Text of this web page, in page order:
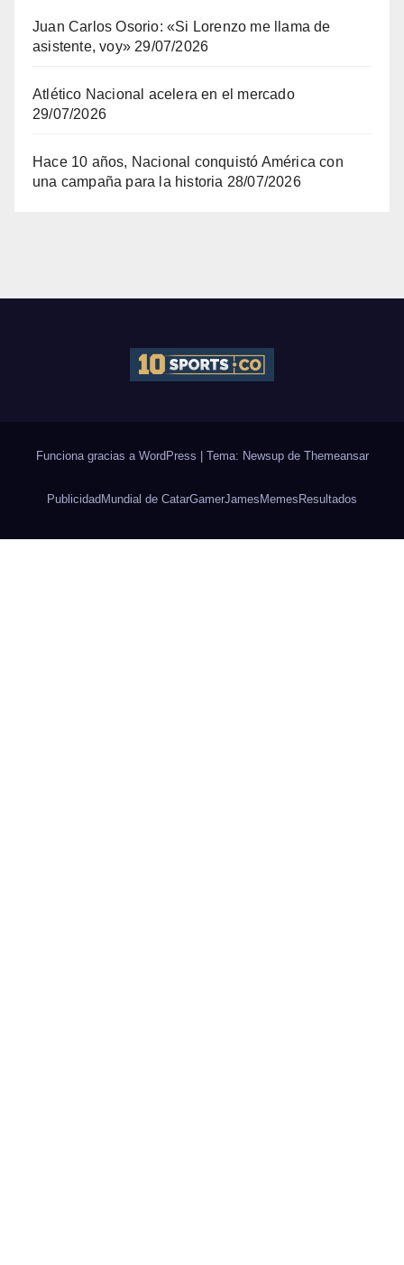
Juan Carlos Osorio: «Si Lorenzo me llama de
asistente, voy» 29/07/2026
Atlético Nacional acelera en el mercado
29/07/2026
Hace 10 años, Nacional conquistó América con
una campaña para la historia 28/07/2026
Funciona gracias a WordPress | Tema: Newsup de Themeansar
Publicidad Mundial de CatarGamerJames Memes Resultados